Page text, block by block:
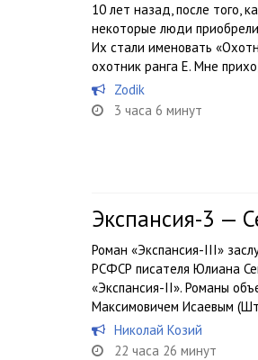
10 лет назад, после того,
некоторые люди
Их стали именовать
охотник ранга Е. Мне
Zodik
3 часа 6 минут
Экспансия-3 —
Роман «Экспансия-III»
РСФСР писателя Юлиана
«Экспансия-II». Романы
Максимовичем Исаевым
Николай Козий
22 часа 26 минут